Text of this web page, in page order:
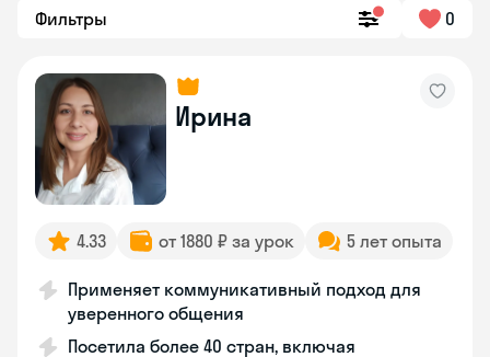
Фильтры 0
Ирина
4.33 от 1880 ₽ за урок 5 лет опыта
Применяет коммуникативный подход для
уверенного общения
Посетила более 40 стран, включая